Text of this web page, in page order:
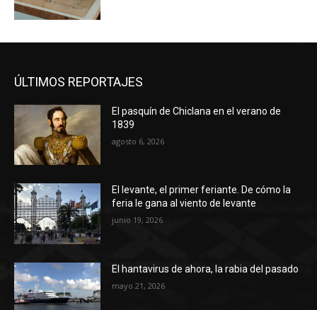
ÚLTIMOS REPORTAJES
El pasquín de Chiclana en el verano de
1839
agosto 6, 2026
El levante, el primer feriante. De cómo la
feria le gana al viento de levante
junio 19, 2026
El hantavirus de ahora, la rabia del pasado
mayo 21, 2026